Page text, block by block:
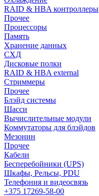
RAID & HBA контроллеры
Прочее
Процессоры
Память
Хранение данных
СХД
Дисковые полки
RAID & HBA external
Стриммеры
Прочее
Блэйд системы
Шасси
Вычислительные модули
Коммутаторы для блэйдов
Мезонин
Прочее
Кабели
Бесперебойники (UPS)
Шкафы, Рельсы, PDU
Телефония и видеосвязь
+375 17269-58-00